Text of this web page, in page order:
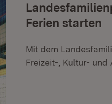
Ferien starten
Mit dem
Freizeit-, Kultur- und